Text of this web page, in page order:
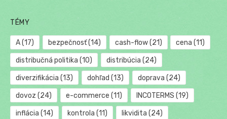
TÉMY
A(17) bezpečnosť(14) cash-flow(21) cena (11)
distribučná politika (10) distribúcia (24)
diverzifikácia (13) dohľad (13) doprava (24)
dovoz (24) e-commerce (11) INCOTERMS (19)
inflácia (14) kontrola (11) likvidita (24)